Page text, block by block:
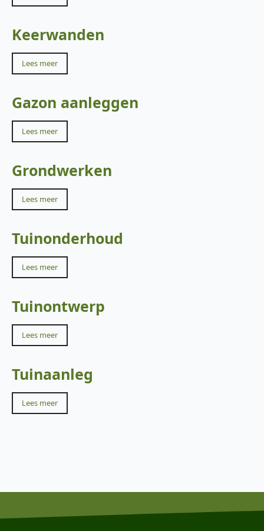
Keerwanden
Lees meer
Gazon aanleggen
Lees meer
Grondwerken
Lees meer
Tuinonderhoud
Lees meer
Tuinontwerp
Lees meer
Tuinaanleg
Lees meer